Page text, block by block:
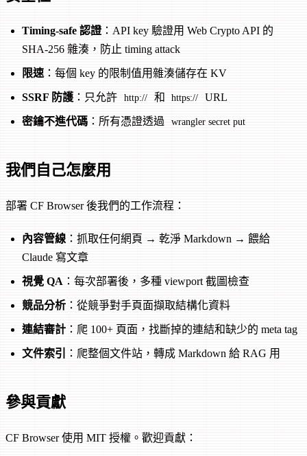
Timing-safe 認證：API key 驗證用 Web Crypto API 的
SHA-256 雜湊，防止 timing attack
限速 ：每個 key 的限制值用雜湊儲存在 KV
SSRF 防護 ：只允許 http:// 和 https:// URL
密鑰不進代碼 ：所有憑證透過 wrangler secret put
我們自己怎麼用
部署 CF Browser 後我們的工作流程：
內容管線 ：抓取任何網頁 → 乾淨 Markdown → 餵給
Claude 寫文章
視覺 QA ：每次部署後，多種 viewport 截圖檢查
競品分析 ：從競爭對手頁面擷取結構化資料
連結審計 ：爬 100+ 頁面，找斷掉的連結和缺少的 meta tag
文件索引 ：爬整個文件站，轉成 Markdown 給 RAG 用
參與貢獻
CF Browser 使用 MIT 授權。歡迎貢獻：